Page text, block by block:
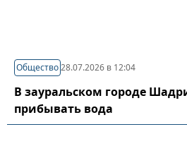
Общество28.07.2026 в 12:04
В зауральском городе
прибывать вода